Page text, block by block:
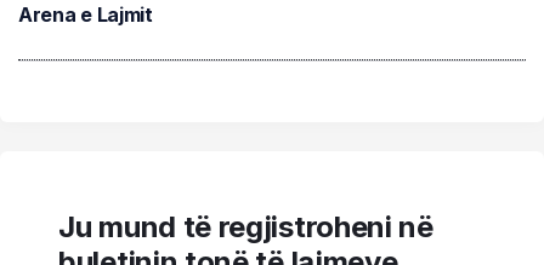
Arena e Lajmit
Ju mund të regjistroheni në